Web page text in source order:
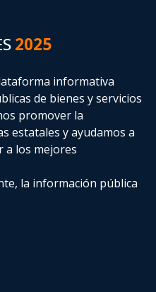
2025
informativa
de bienes y servicios
promover la
estatalesy ayudamos a
a los mejores
la información pública